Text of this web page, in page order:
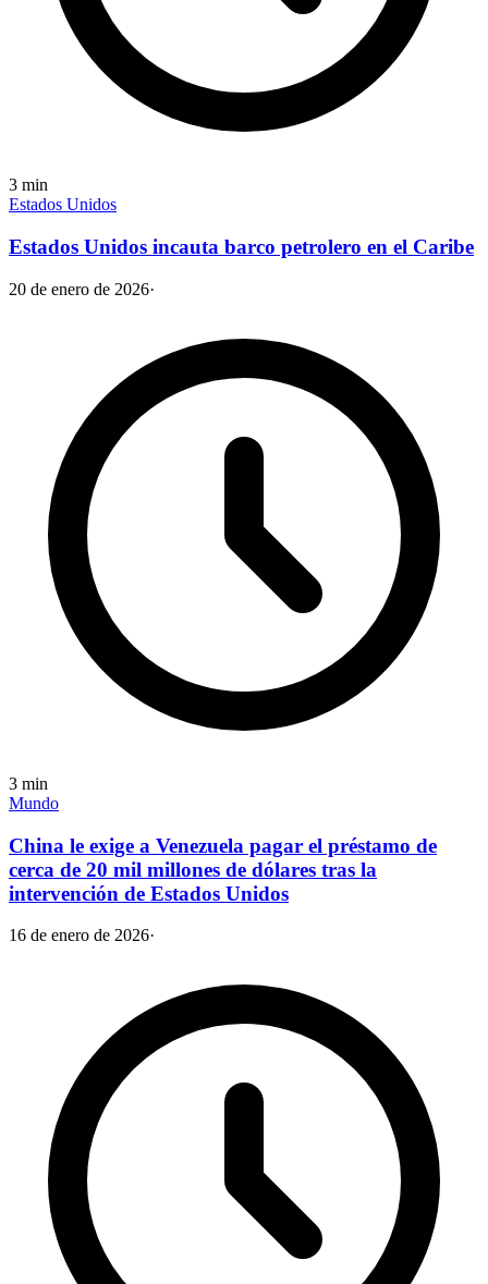
3 min
Estados Unidos
Estados Unidos incauta barco petrolero en el Caribe
20 de enero de 2026·
3 min
Mundo
China le exige a Venezuela pagar el préstamo de
cerca de 20 mil millones de dólares tras la
intervención de Estados Unidos
16 de enero de 2026·